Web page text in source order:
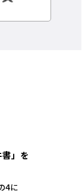
」を
4に